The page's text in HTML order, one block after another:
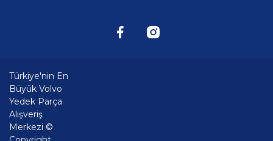
Türkiye'nin En
Büyük Volvo
Yedek Parça
Alışveriş
Merkezi ©